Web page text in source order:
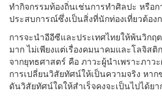
ทำกิจกรรมท้องถิ่นเช่นการทำศิลปะ หรือก
ประสบการณ์ซึ่งเป็นสิ่งที่นักท่องเที่ยวต้อง
การจะนำอีอีซีและประเทศไทยให้พ้นวิกฤ
มาก ไม่เพียงแต่เรื่องคมนาคมและโลจิส
จากยุทธศาสตร์ คือ ภาวะผู้นำเพราะภาว
การเปลี่ยนวิสัยทัศน์ให้เป็นความจริง หา
ดันวิสัยทัศน์ใดให้สำเร็จคงจะเป็นไปได้ยา